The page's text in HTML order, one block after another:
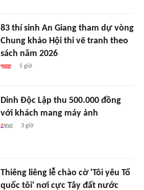
83 thí sinh An Giang tham dự vòng
Chung khảo Hội thi vẽ tranh theo
sách năm 2026
5 giờ
Dinh Độc Lập thu 500.000 đồng
với khách mang máy ảnh
3 giờ
Thiêng liêng lễ chào cờ 'Tôi yêu Tổ
quốc tôi' nơi cực Tây đất nước